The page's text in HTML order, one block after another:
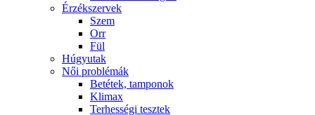
Érzékszervek
Szem
Orr
Fül
Húgyutak
Női problémák
Betétek, tamponok
Klimax
Terhességi tesztek